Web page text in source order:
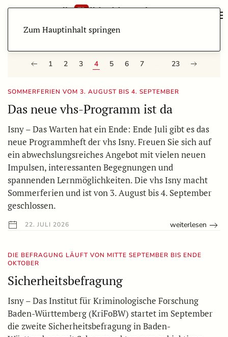
Zum Hauptinhalt springen
1 2 3 4 5 6 7 23
SOMMERFERIEN VOM 3. AUGUST BIS 4. SEPTEMBER
Das neue vhs-Programm ist da
Isny – Das Warten hat ein Ende: Ende Juli gibt es das
neue Programmheft der vhs Isny. Freuen Sie sich auf
ein abwechslungsreiches Angebot mit vielen neuen
Impulsen, interessanten Begegnungen und
spannenden Lernmöglichkeiten. Die vhs Isny macht
Sommerferien und ist von 3. August bis 4. September
geschlossen.
22. JULI 2026 weiterlesen
DIE BEFRAGUNG LÄUFT VON MITTE SEPTEMBER BIS ENDE
OKTOBER
Sicherheitsbefragung
Isny – Das Institut für Kriminologische Forschung
Baden-Württemberg (KriFoBW) startet im September
die zweite Sicherheitsbefragung in Baden-